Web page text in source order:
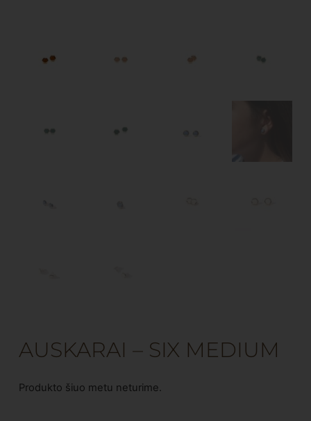
AUSKARAI – SIX MEDIUM
Produkto šiuo metu neturime.